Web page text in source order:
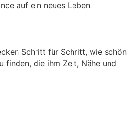
auf ein neues Leben.
Schritt für Schritt, wie schön
finden, die ihm Zeit, Nähe und